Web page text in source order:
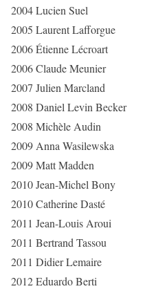
2004 Lucien Suel
2005 Laurent Lafforgue
2006 Étienne Lécroart
2006 Claude Meunier
2007 Julien Marcland
2008 Daniel Levin Becker
2008 Michèle Audin
2009 Anna Wasilewska
2009 Matt Madden
2010 Jean-Michel Bony
2010 Catherine Dasté
2011 Jean-Louis Aroui
2011 Bertrand Tassou
2011 Didier Lemaire
2012 Eduardo Berti